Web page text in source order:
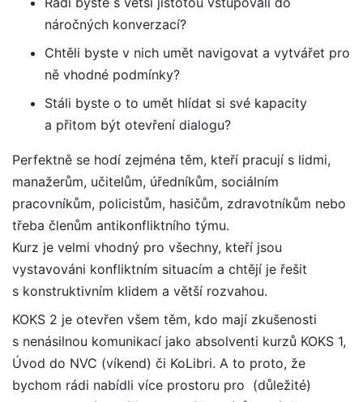
náročných konverzací?
Chtěli byste v nich umět navigovat a vytvářet pro
ně vhodné podmínky?
Stáli byste o to umět hlídat si své kapacity
a přitom být otevření dialogu?
Perfektně se hodí zejména těm, kteří pracují s lidmi,
manažerům, učitelům, úředníkům, sociálním
pracovníkům, policistům, hasičům, zdravotníkům nebo
třeba členům antikonfliktního týmu.
Kurz je velmi vhodný pro všechny, kteří jsou
vystavováni konfliktním situacím a chtějí je řešit
s konstruktivním klidem a větší rozvahou.
KOKS 2 je otevřen všem těm, kdo mají zkušenosti
s nenásilnou komunikací jako absolventi kurzů KOKS 1,
Úvod do NVC (víkend) či KoLibri. A to proto, že
bychom rádi nabídli více prostoru pro (důležité)